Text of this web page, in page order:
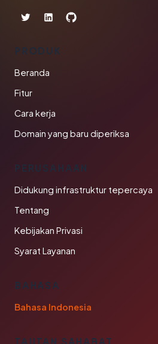
PRODUK
Beranda
Fitur
Cara kerja
Domain yang baru diperiksa
PERUSAHAAN
Didukung infrastruktur tepercaya
Tentang
Kebijakan Privasi
Syarat Layanan
BAHASA
Bahasa Indonesia
TAUTAN SAHABAT